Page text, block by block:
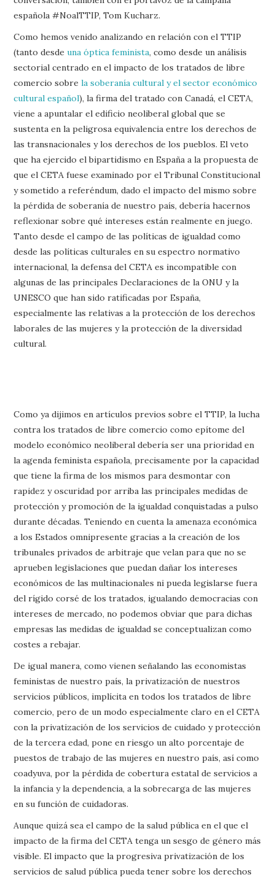
española #NoalTTIP, Tom Kucharz.
Como hemos venido analizando en relación con el TTIP
(tanto desdeuna óptica feminista, como desde un análisis
sectorial centrado en el impacto de los tratados de libre
comercio sobrela soberanía cultural y el sector económico
cultural español), la firma del tratado con Canadá, el CETA,
viene a apuntalar el edificio neoliberal global que se
sustenta en la peligrosa equivalencia entre los derechos de
las transnacionales y los derechos de los pueblos. El veto
que ha ejercido el bipartidismo en España a la propuesta de
que el CETA fuese examinado por el Tribunal Constitucional
y sometido a referéndum, dado el impacto del mismo sobre
la pérdida de soberanía de nuestro país, debería hacernos
reflexionar sobre qué intereses están realmente en juego.
Tanto desde el campo de las políticas de igualdad como
desde las políticas culturales en su espectro normativo
internacional, la defensa del CETA es incompatible con
algunas de las principales Declaraciones de la ONU y la
UNESCO que han sido ratificadas por España,
especialmente las relativas a la protección de los derechos
laborales de las mujeres y la protección de la diversidad
cultural.
Como ya dijimos en artículos previos sobre el TTIP, la lucha
contra los tratados de libre comercio como epítome del
modelo económico neoliberal debería ser una prioridad en
la agenda feminista española, precisamente por la capacidad
que tiene la firma de los mismos para desmontar con
rapidez y oscuridad por arriba las principales medidas de
protección y promoción de la igualdad conquistadas a pulso
durante décadas. Teniendo en cuenta la amenaza económica
a los Estados omnipresente gracias a la creación de los
tribunales privados de arbitraje que velan para que no se
aprueben legislaciones que puedan dañar los intereses
económicos de las multinacionales ni pueda legislarse fuera
del rígido corsé de los tratados, igualando democracias con
intereses de mercado, no podemos obviar que para dichas
empresas las medidas de igualdad se conceptualizan como
costes a rebajar.
De igual manera, como vienen señalando las economistas
feministas de nuestro país, la privatización de nuestros
servicios públicos, implícita en todos los tratados de libre
comercio, pero de un modo especialmente claro en el CETA
con la privatización de los servicios de cuidado y protección
de la tercera edad, pone en riesgo un alto porcentaje de
puestos de trabajo de las mujeres en nuestro país, así como
coadyuva, por la pérdida de cobertura estatal de servicios a
la infancia y la dependencia, a la sobrecarga de las mujeres
en su función de cuidadoras.
Aunque quizá sea el campo de la salud pública en el que el
impacto de la firma del CETA tenga un sesgo de género más
visible. El impacto que la progresiva privatización de los
servicios de salud pública pueda tener sobre los derechos